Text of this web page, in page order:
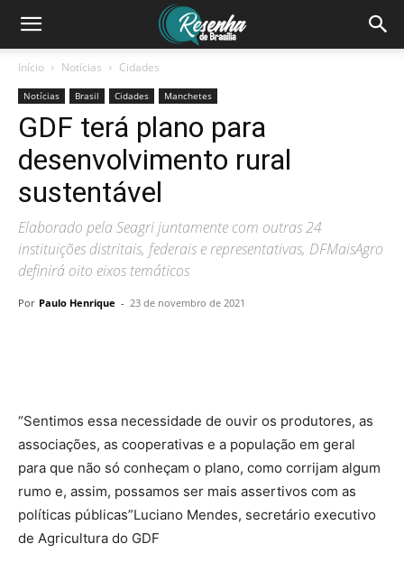
Início Notícias Cidades
Notícias Brasil Cidades Manchetes
GDF terá plano para
desenvolvimento rural
sustentável
Elaborado pela Seagri juntamente com outras 24
instituições distritais, federais e representativas, DFMaisAgro
definirá oito eixos temáticos
Por Paulo Henrique - 23 de novembro de 2021
“Sentimos essa necessidade de ouvir os produtores, as
associações, as cooperativas e a população em geral
para que não só conheçam o plano, como corrijam algum
rumo e, assim, possamos ser mais assertivos com as
políticas públicas”Luciano Mendes, secretário executivo
de Agricultura do GDF